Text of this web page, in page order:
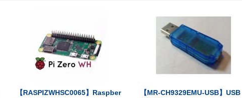
【RASPIZWHSC0065】Raspber
【MR-CH9329EMU-USB】USB